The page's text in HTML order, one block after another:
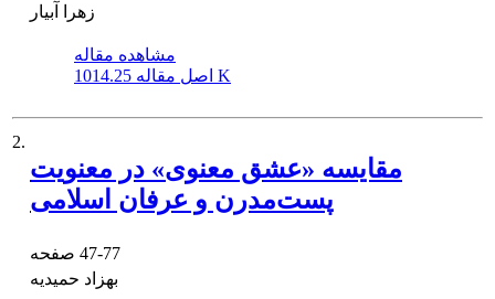
زهرا آبیار
مشاهده مقاله
اصل مقاله 1014.25 K
2.
مقایسه «عشق معنوی» در معنویت
پست‌مدرن و عرفان اسلامی
47-77
بهزاد حمیدیه